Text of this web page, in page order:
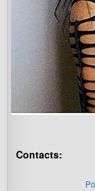
Contacts: